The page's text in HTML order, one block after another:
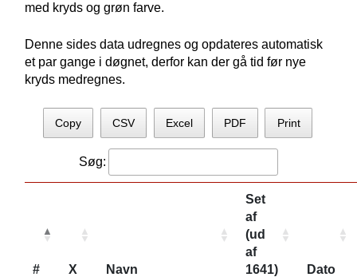
med kryds og grøn farve.
Denne sides data udregnes og opdateres automatisk
et par gange i døgnet, derfor kan der gå tid før nye
kryds medregnes.
Copy CSV Excel PDF Print
Søg:
# X Navn
Set
af
(ud
af
1641)
Dato